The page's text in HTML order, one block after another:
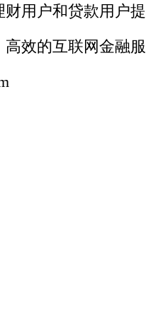
用户和贷款用户提
效的互联网金融服